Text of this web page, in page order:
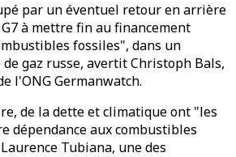
par un éventuel retour en arrière
à mettre fin au financement
fossiles", dans un
gaz russe, avertit Christoph Bals,
l'ONG Germanwatch.
de la dette et climatique ont "les
dépendance aux combustibles
Tubiana, une des